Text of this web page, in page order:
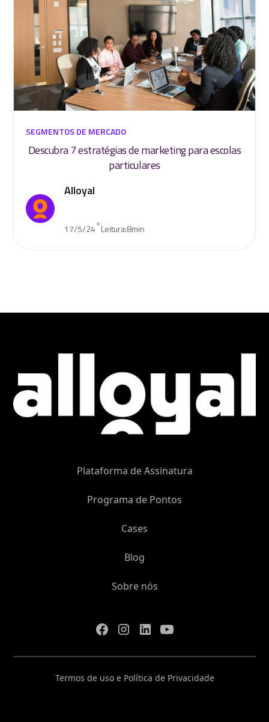
SEGMENTOS DE MERCADO
Descubra 7 estratégias de marketing para escolas
particulares
Alloyal
17/5/24•Leitura:8min
Plataforma de Assinatura
Programa de Pontos
Cases
Blog
Sobre nós
Termos de uso e Política de Privacidade